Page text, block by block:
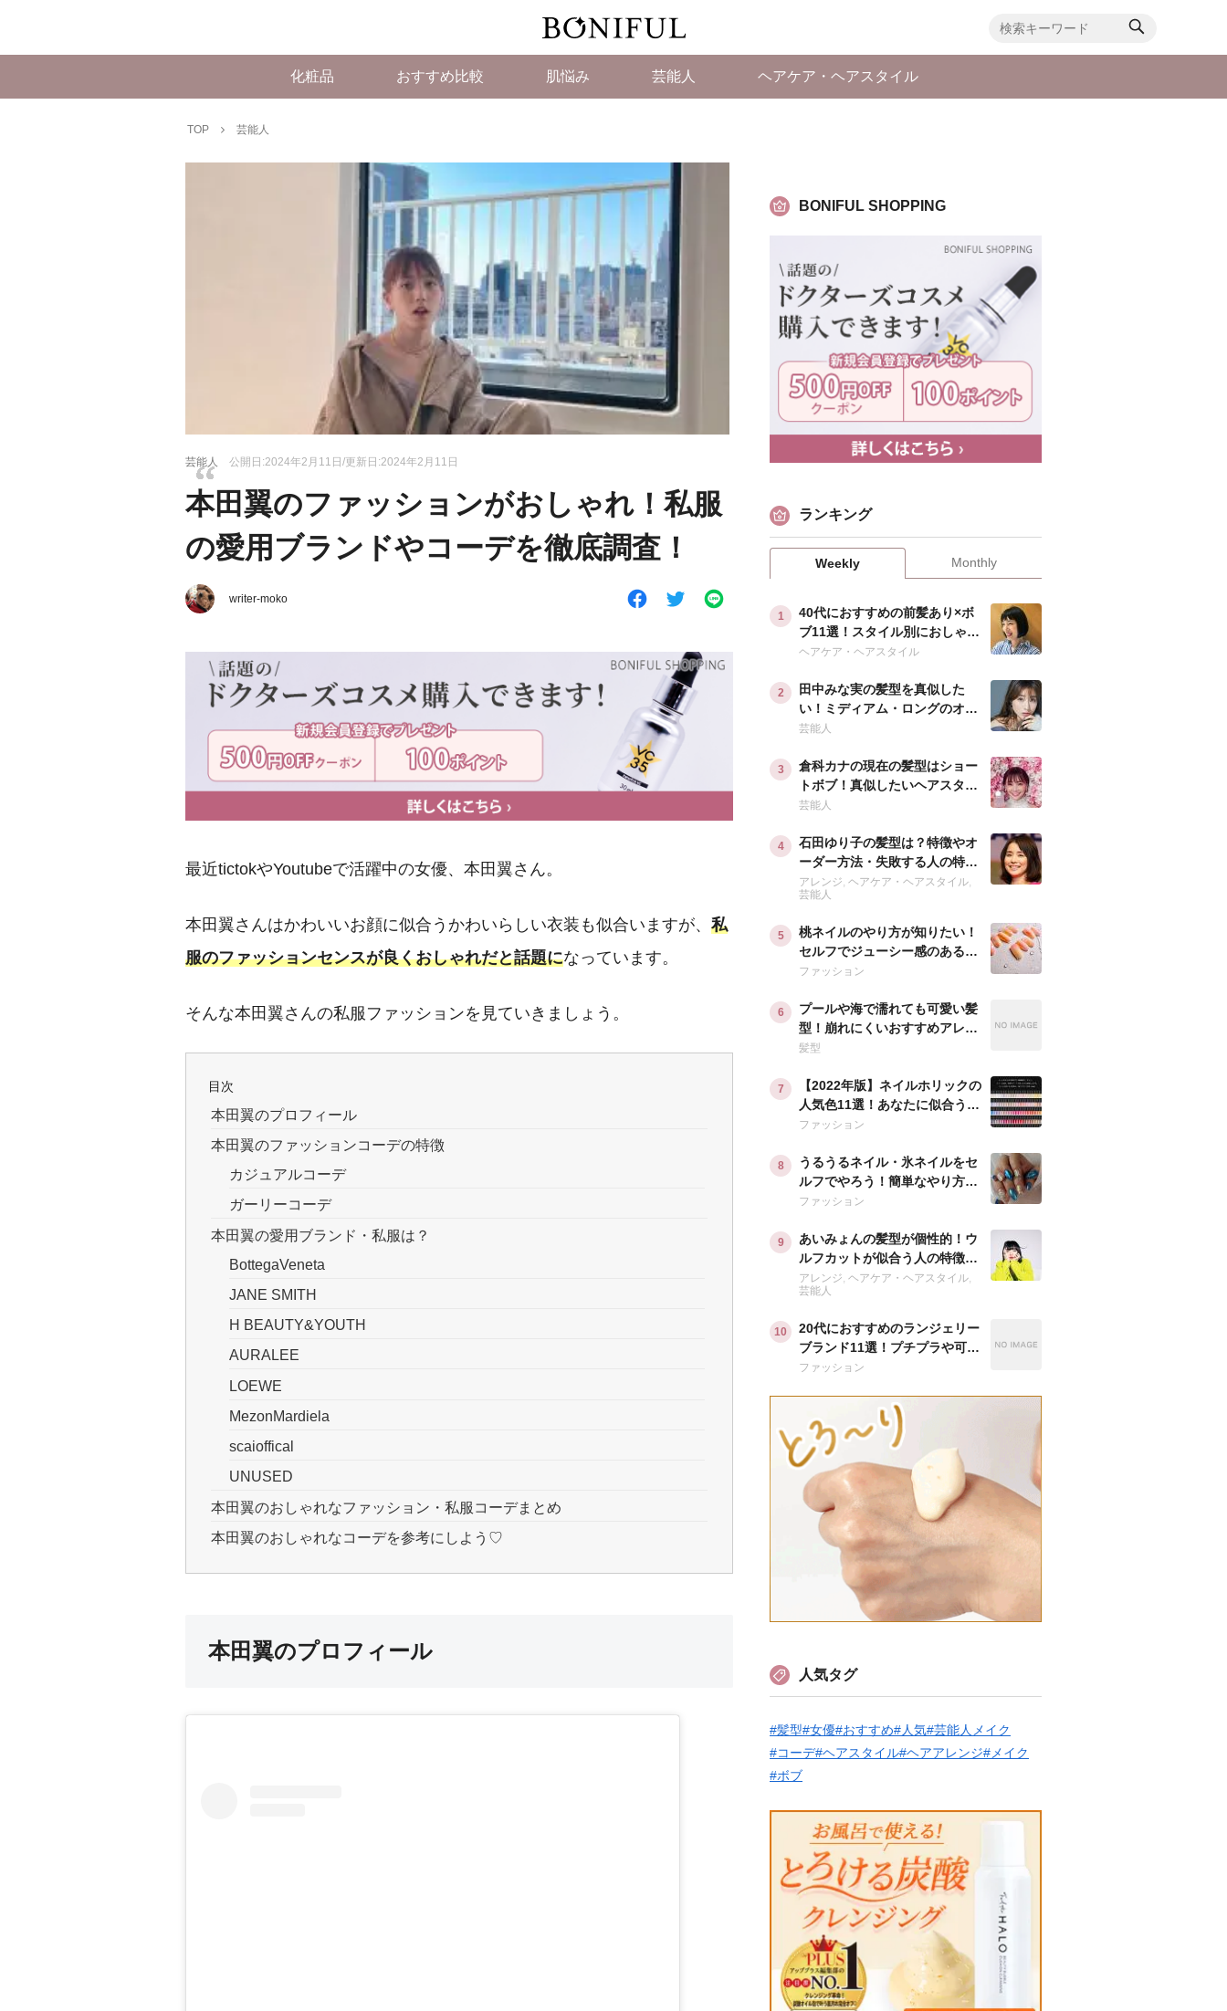
化粧品 おすすめ比較 肌悩み 芸能人 ヘアケア・ヘアスタイル
TOP 芸能人
芸能人 公開日:2024年2月11日/更新日:2024年2月11日
本田翼のファッションがおしゃれ！私服
の愛用ブランドやコーデを徹底調査！
writer-moko
最近tictokやYoutubeで活躍中の女優、本田翼さん。
本田翼さんはかわいいお顔に似合うかわいらしい衣装も似合いますが、 私
服のファッションセンスが良くおしゃれだと話題になっています。
そんな本田翼さんの私服ファッションを見ていきましょう。
目次
本田翼のプロフィール
本田翼のファッションコーデの特徴
カジュアルコーデ
ガーリーコーデ
本田翼の愛用ブランド・私服は？
BottegaVeneta
JANE SMITH
H BEAUTY&YOUTH
AURALEE
LOEWE
MezonMardiela
scaioffical
UNUSED
本田翼のおしゃれなファッション・私服コーデまとめ
本田翼のおしゃれなコーデを参考にしよう♡
本田翼のプロフィール
BONIFUL SHOPPING
ランキング
Weekly Monthly
40代におすすめの前髪あり×ボ
ブ11選！スタイル別におしゃれ
な髪型を紹介！
ヘアケア・ヘアスタイル
田中みな実の髪型を真似した
い！ミディアム・ロングのオー
ダー方法は？
芸能人
倉科カナの現在の髪型はショー
トボブ！真似したいヘアスタイ
ルやオーダー方法は？
芸能人
石田ゆり子の髪型は？特徴やオ
ーダー方法・失敗する人の特徴
も紹介
アレンジ ヘアケア・ヘアスタイル
芸能人
桃ネイルのやり方が知りたい！
セルフでジューシー感のあるよ
うに魅せる方法は？
ファッション
プールや海で濡れても可愛い髪
型！崩れにくいおすすめアレン
ジを紹介！
髪型
【2022年版】ネイルホリックの
人気色11選！あなたに似合うお
すすめは？
ファッション
うるうるネイル・氷ネイルをセ
ルフでやろう！簡単なやり方で
旬な指先に♡
ファッション
あいみょんの髪型が個性的！ウ
ルフカットが似合う人の特徴
は？
アレンジ ヘアケア・ヘアスタイル
芸能人
20代におすすめのランジェリー
ブランド11選！プチプラや可愛
い人気の下着は？
ファッション
人気タグ
#髪型#女優#おすすめ#人気#芸能人メイク
#コーデ#ヘアスタイル#ヘアアレンジ#メイク
#ボブ